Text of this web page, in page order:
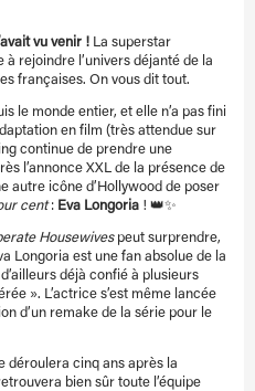
vu venir ! La superstar
à rejoindre l’univers déjanté de la
françaises. On vous dit tout.
le monde entier, et elle n’a pas fini
en film (très attendue sur
continue de prendre une
l’annonce XXL de la présence de
autre icône d’Hollywood de poser
cent: Eva Longoria ! 👑✨
Housewivespeut surprendre,
Longoria est une fan absolue de la
déjà confié à plusieurs
». L’actrice s’est même lancée
d’un remake de la série pour le
déroulera cinq ans après la
bien sûr toute l’équipe